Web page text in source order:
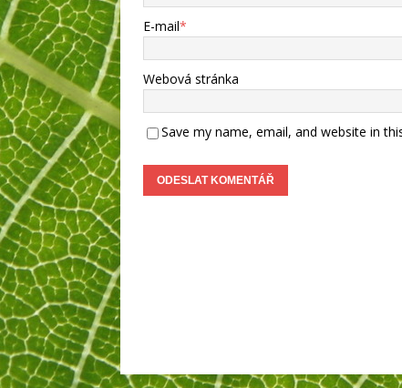
E-mail*
Webová stránka
Save my name, email, and website in